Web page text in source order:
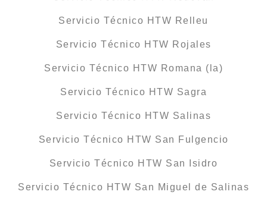
Servicio Técnico HTW Relleu
Servicio Técnico HTW Rojales
Servicio Técnico HTW Romana (la)
Servicio Técnico HTW Sagra
Servicio Técnico HTW Salinas
Servicio Técnico HTW San Fulgencio
Servicio Técnico HTW San Isidro
Servicio Técnico HTW San Miguel de Salinas